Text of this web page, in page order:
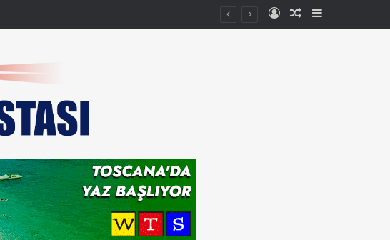
Kayıt OlRastgele Makale